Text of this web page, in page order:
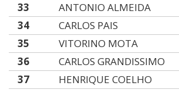
33
ANTONIO ALMEIDA
34
CARLOS PAIS
35
VITORINO MOTA
36
CARLOS GRANDISSIMO
37
HENRIQUE COELHO